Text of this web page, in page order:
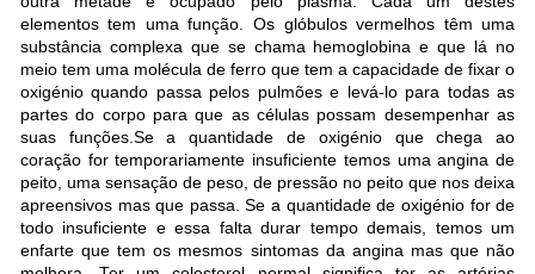
elementos tem uma função. Os glóbulos vermelhos têm uma
substância complexa que se chama hemoglobina e que lá no
meio tem uma molécula de ferro que tem a capacidade de fixar o
oxigénio quando passa pelos pulmões e levá-lo para todas as
partes do corpo para que as células possam desempenhar as
suas funções.Se a quantidade de oxigénio que chega ao
coração for temporariamente insuficiente temos uma angina de
peito, uma sensação de peso, de pressão no peito que nos deixa
apreensivos mas que passa. Se a quantidade de oxigénio for de
todo insuficiente e essa falta durar tempo demais, temos um
enfarte que tem os mesmos sintomas da angina mas que não